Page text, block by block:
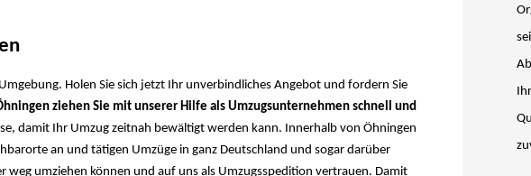
Holen Sie sich jetzt Ihr unverbindliches Angebot und fordern Sie
ziehen Sie mit unserer Hilfe als Umzugsunternehmen schnell und
damit Ihr Umzug zeitnah bewältigt werden kann. Innerhalb von Öhningen
an und tätigen Umzüge in ganz Deutschland und sogar darüber
weg umziehen können und auf uns als Umzugsspedition vertrauen. Damit